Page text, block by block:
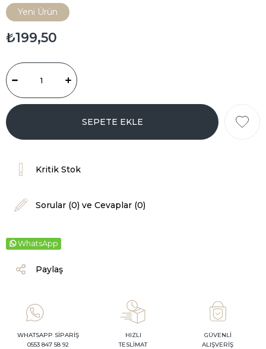
Yeni Ürün
₺199,50
Kritik Stok
Sorular (0) ve Cevaplar (0)
WhatsApp
Paylaş
WHATSAPP SİPARİŞ
0553 847 58 92
HIZLI
TESLİMAT
GÜVENLİ
ALIŞVERİŞ